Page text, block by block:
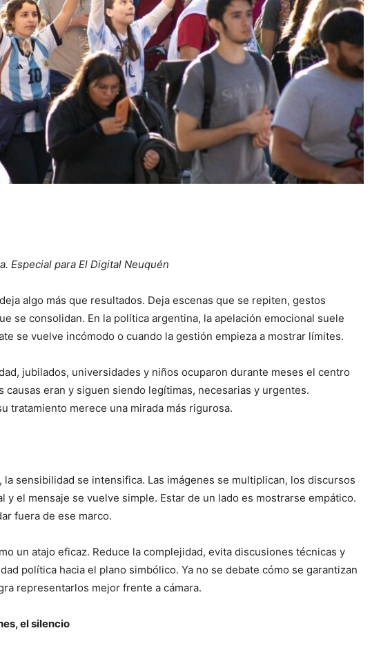
Especial para El Digital Neuquén
algo más que resultados. Deja escenas que se repiten, gestos
se consolidan. En la política argentina, la apelación emocional suele
se vuelve incómodo o cuando la gestión empieza a mostrar límites.
jubilados, universidades y niños ocuparon durante meses el centro
causas eran y siguen siendo legítimas, necesarias y urgentes.
tratamiento merece una mirada más rigurosa.
la sensibilidad se intensifica. Las imágenes se multiplican, los discursos
y el mensaje se vuelve simple. Estar de un lado es mostrarse empático.
fuera de ese marco.
un atajo eficaz. Reduce la complejidad, evita discusiones técnicas y
política hacia el plano simbólico. Ya no se debate cómo se garantizan
representarlos mejor frente a cámara.
el silencio